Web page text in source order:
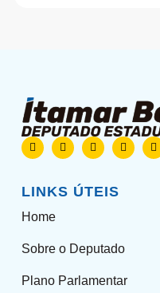
LINKS ÚTEIS
Home
Sobre o Deputado
Plano Parlamentar